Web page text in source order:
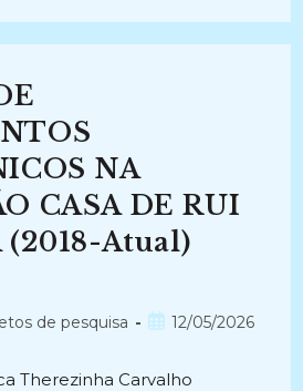
NA
CASA DE RUI
(2018-Atual)
de pesquisa
Post12/05/2026
Therezinha Carvalho